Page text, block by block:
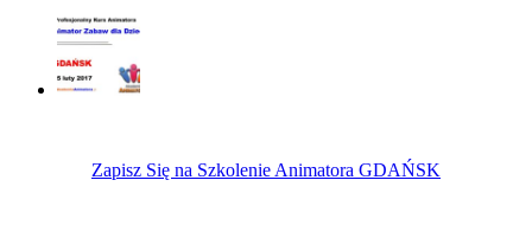
Zapisz Się na Szkolenie Animatora GDAŃSK